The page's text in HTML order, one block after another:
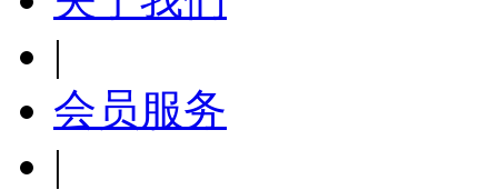
|
会员服务
|